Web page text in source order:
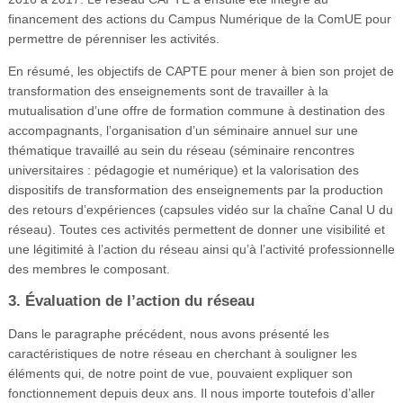
financement des actions du Campus Numérique de la ComUE pour
permettre de pérenniser les activités.
En résumé, les objectifs de CAPTE pour mener à bien son projet de
transformation des enseignements sont de travailler à la
mutualisation d’une offre de formation commune à destination des
accompagnants, l’organisation d’un séminaire annuel sur une
thématique travaillé au sein du réseau (séminaire rencontres
universitaires : pédagogie et numérique) et la valorisation des
dispositifs de transformation des enseignements par la production
des retours d’expériences (capsules vidéo sur la chaîne Canal U du
réseau). Toutes ces activités permettent de donner une visibilité et
une légitimité à l’action du réseau ainsi qu’à l’activité professionnelle
des membres le composant.
3. Évaluation de l’action du réseau
Dans le paragraphe précédent, nous avons présenté les
caractéristiques de notre réseau en cherchant à souligner les
éléments qui, de notre point de vue, pouvaient expliquer son
fonctionnement depuis deux ans. Il nous importe toutefois d’aller